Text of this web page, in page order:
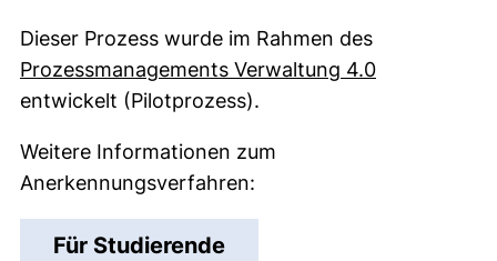
Dieser Prozess wurde im Rahmen des
Prozessmanagements Verwaltung 4.0
entwickelt (Pilotprozess).
Weitere Informationen zum
Anerkennungsverfahren:
Für Studierende